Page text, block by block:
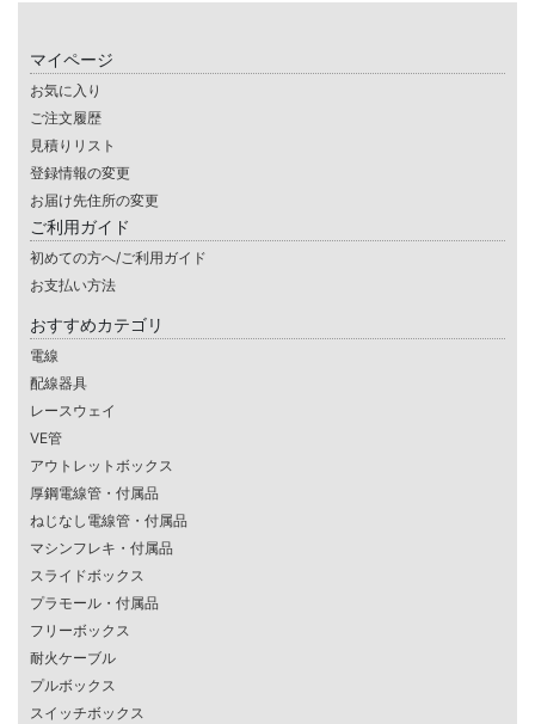
マイページ
お気に入り
ご注文履歴
見積りリスト
登録情報の変更
お届け先住所の変更
ご利用ガイド
初めての方へ/ご利用ガイド
お支払い方法
おすすめカテゴリ
電線
配線器具
レースウェイ
VE管
アウトレットボックス
厚鋼電線管・付属品
ねじなし電線管・付属品
マシンフレキ・付属品
スライドボックス
プラモール・付属品
フリーボックス
耐火ケーブル
プルボックス
スイッチボックス